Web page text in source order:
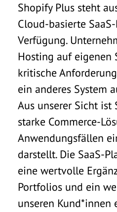
Shopify Plus steht
Cloud-basierte
Verfügung.
Hosting auf eigenen
kritische
ein anderes System
Aus unserer Sicht ist
starke Commerce-
Anwendungsfällen
darstellt. Die SaaS-
eine wertvolle
Portfolios und ein
unseren Kund*innen